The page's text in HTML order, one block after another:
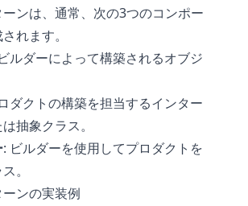
ーンは、通常、次の3つのコンポー
れます。
ルダーによって構築されるオブジ
ダクトの構築を担当するインター
抽象クラス。
: ビルダーを使用してプロダクトを
。
ンの実装例